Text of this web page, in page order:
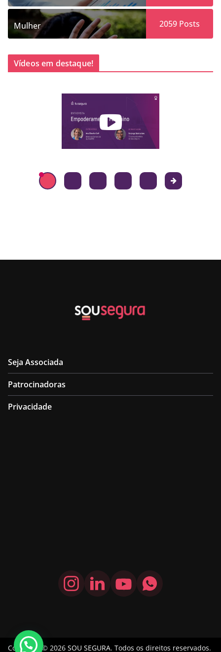
Mulher 2059 Posts
Vídeos em destaque!
Seja Associada
Patrocinadoras
Privacidade
Copyright © 2026 SOU SEGURA. Todos os direitos reservados.